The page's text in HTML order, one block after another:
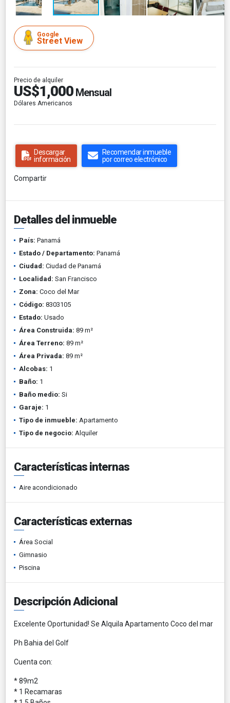
Google
Street View
Precio de alquiler
US$1,000 Mensual
Dólares Americanos
Descargar
información
Recomendar inmueble
por correo electrónico
Compartir
Detalles del inmueble
País: Panamá
Estado / Departamento: Panamá
Ciudad: Ciudad de Panamá
Localidad: San Francisco
Zona: Coco del Mar
Código: 8303105
Estado: Usado
Área Construida: 89 m²
Área Terreno: 89 m²
Área Privada: 89 m²
Alcobas: 1
Baño: 1
Baño medio: Si
Garaje: 1
Tipo de inmueble: Apartamento
Tipo de negocio: Alquiler
Características internas
Aire acondicionado
Características externas
Área Social
Gimnasio
Piscina
Descripción Adicional
Excelente Oportunidad! Se Alquila Apartamento Coco del mar
Ph Bahia del Golf
Cuenta con:
* 89m2
* 1 Recamaras